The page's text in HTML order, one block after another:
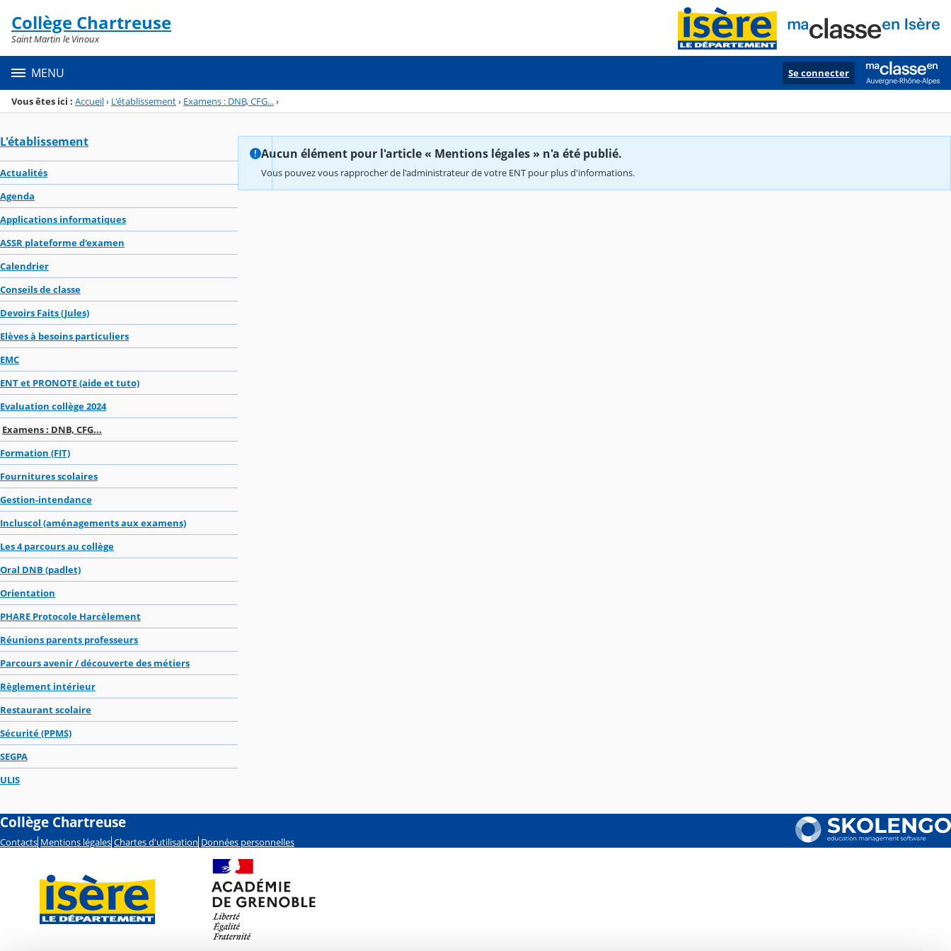
Menu de la rubrique
Contenu
Collège Chartreuse
Saint Martin le Vinoux
MENU Se connecter
Vous êtes ici : Accueil› L'établissement› Examens : DNB, CFG...›
L'établissement
Actualités
Agenda
Applications informatiques
ASSR plateforme d'examen
Calendrier
Conseils de classe
Devoirs Faits (Jules)
Elèves à besoins particuliers
EMC
ENT et PRONOTE (aide et tuto)
Evaluation collège 2024
Examens : DNB, CFG...
Formation (FIT)
Fournitures scolaires
Gestion-intendance
Incluscol (aménagements aux examens)
Les 4 parcours au collège
Oral DNB (padlet)
Orientation
PHARE Protocole Harcèlement
Réunions parents professeurs
Parcours avenir / découverte des métiers
Règlement intérieur
Restaurant scolaire
Sécurité (PPMS)
SEGPA
ULIS
Aucun élément pour l'article « Mentions légales » n'a été publié.
Vous pouvez vous rapprocher de l'administrateur de votre ENT pour plus d'informations.
Collège Chartreuse
Contacts Mentions légales Chartes d'utilisation Données personnelles